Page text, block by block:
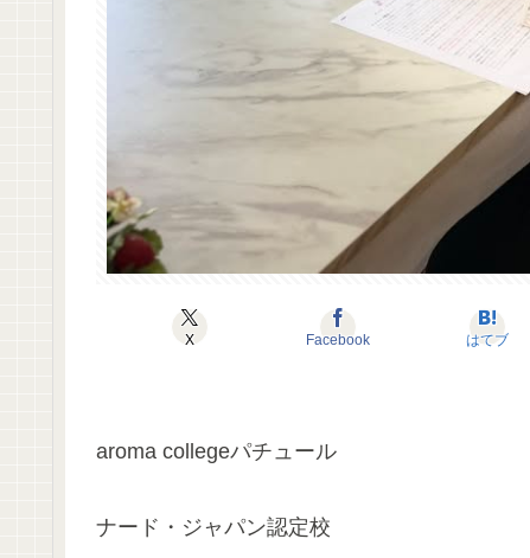
X Facebook はてブ
aroma collegeパチュール
ナード・ジャパン認定校